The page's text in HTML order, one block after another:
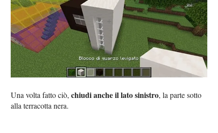
Una volta fatto ciò,chiudi anche il lato sinistro, la parte sotto
alla terracotta nera.